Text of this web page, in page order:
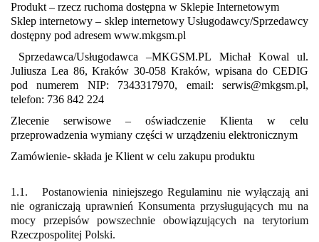
Produkt – rzecz ruchoma dostępna w Sklepie Internetowym
Sklep internetowy – sklep internetowy Usługodawcy/Sprzedawcy
dostępny pod adresem www.mkgsm.pl
Sprzedawca/Usługodawca –MKGSM.PL Michał Kowal ul.
Juliusza Lea 86, Kraków 30-058 Kraków, wpisana do CEDIG
pod numerem NIP: 7343317970, email: serwis@mkgsm.pl,
telefon: 736 842 224
Zlecenie serwisowe
– oświadczenie Klienta w celu
przeprowadzenia wymiany części w urządzeniu elektronicznym
Zamówienie- składa je Klient w celu zakupu produktu
1.1. Postanowienia niniejszego Regulaminu nie wyłączają ani
nie ograniczają uprawnień Konsumenta przysługujących mu na
mocy przepisów powszechnie obowiązujących na terytorium
Rzeczpospolitej Polski.